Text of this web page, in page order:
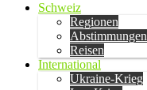
Schweiz
Regionen
Abstimmungen
Reisen
International
Ukraine-Krieg